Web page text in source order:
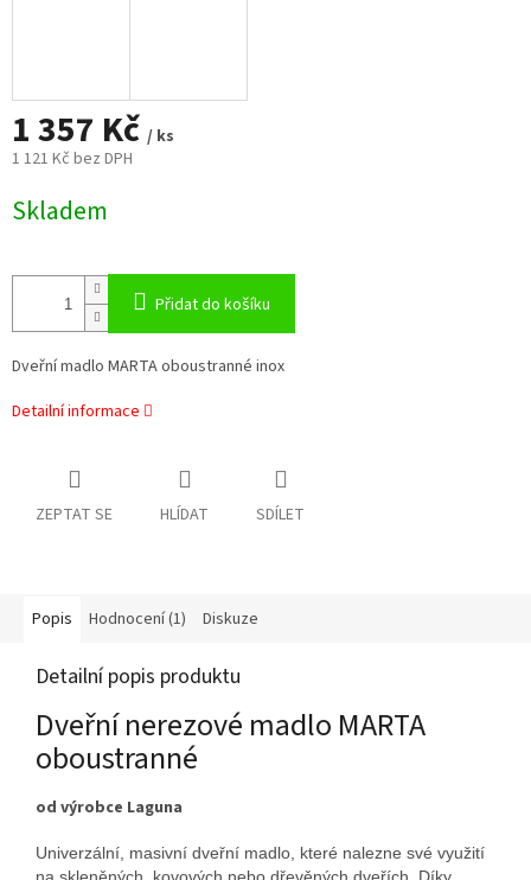
1 357 Kč / ks
1 121 Kč bez DPH
cena:
Skladem
Přidat do košíku
Dveřní madlo MARTA oboustranné inox
Detailní informace
ZEPTAT SE HLÍDAT SDÍLET
Popis Hodnocení (1) Diskuze
Detailní popis produktu
Dveřní nerezové madlo MARTA
oboustranné
od výrobce Laguna
Univerzální, masivní dveřní madlo, které nalezne své využití
na skleněných, kovových nebo dřevěných dveřích. Díky